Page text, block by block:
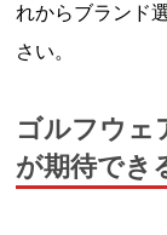
れからブランド
さい。
ゴルフウェ
が期待でき